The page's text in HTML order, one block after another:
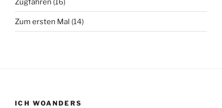
Zum ersten Mal (14)
ICH WOANDERS